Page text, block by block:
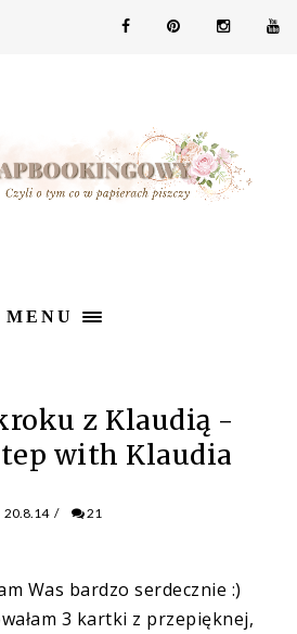
MENU
z Klaudią -
with Klaudia
20.8.14 / 21
Was bardzo serdecznie :)
3 kartki z przepięknej,